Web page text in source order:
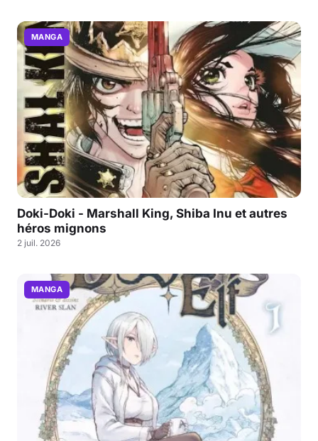
MANGA
Doki-Doki - Marshall King, Shiba Inu et autres
héros mignons
2 juil. 2026
MANGA